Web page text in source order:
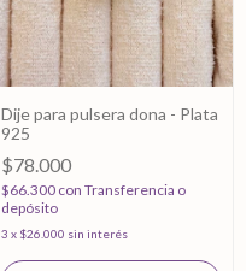
Dije para pulsera dona - Plata
925
$78.000
$66.300 con Transferencia o
depósito
3 x $26.000 sin interés